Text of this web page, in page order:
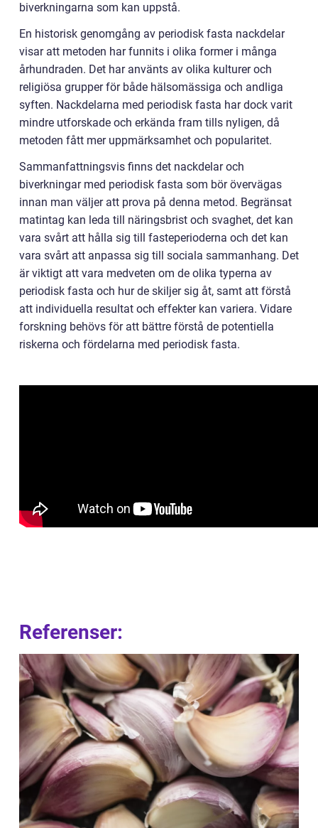
biverkningarna som kan uppstå.
En historisk genomgång av periodisk fasta nackdelar
visar att metoden har funnits i olika former i många
århundraden. Det har använts av olika kulturer och
religiösa grupper för både hälsomässiga och andliga
syften. Nackdelarna med periodisk fasta har dock varit
mindre utforskade och erkända fram tills nyligen, då
metoden fått mer uppmärksamhet och popularitet.
Sammanfattningsvis finns det nackdelar och
biverkningar med periodisk fasta som bör övervägas
innan man väljer att prova på denna metod. Begränsat
matintag kan leda till näringsbrist och svaghet, det kan
vara svårt att hålla sig till fasteperioderna och det kan
vara svårt att anpassa sig till sociala sammanhang. Det
är viktigt att vara medveten om de olika typerna av
periodisk fasta och hur de skiljer sig åt, samt att förstå
att individuella resultat och effekter kan variera. Vidare
forskning behövs för att bättre förstå de potentiella
riskerna och fördelarna med periodisk fasta.
Referenser: